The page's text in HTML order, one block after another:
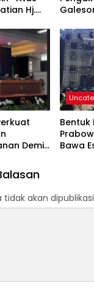
Hj.
Demi
Bentuk
Bawa
akan